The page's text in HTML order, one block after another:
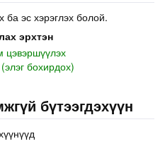
ба эс хэрэглэх болой.
эрхтэн
цэвэршүүлэх
бохирдох)
бүтээгдэхүүн